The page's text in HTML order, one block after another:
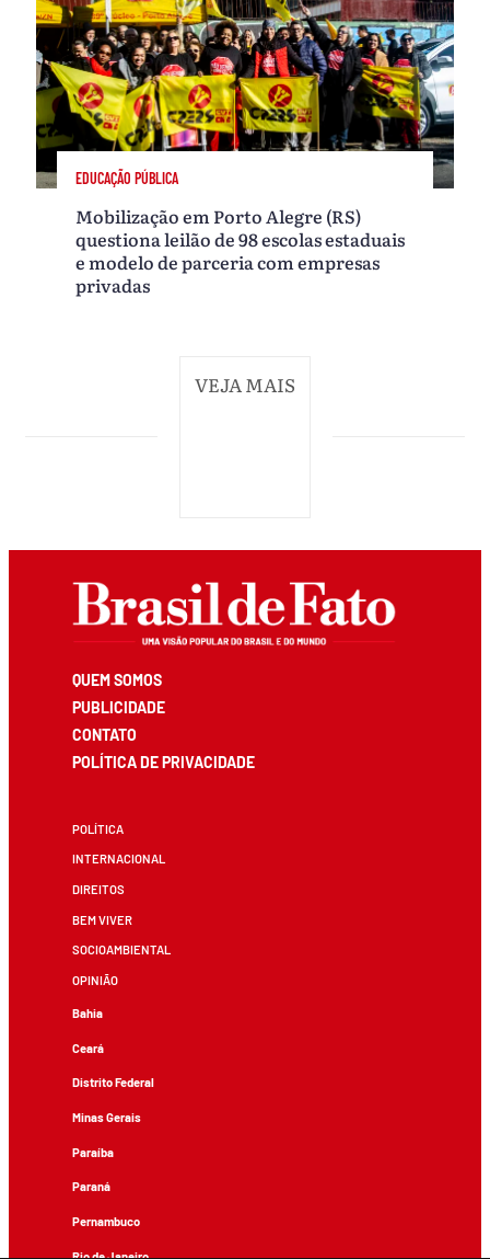
EDUCAÇÃO PÚBLICA
Mobilização em Porto Alegre (RS)
questiona leilão de 98 escolas estaduais
e modelo de parceria com empresas
privadas
VEJA MAIS
QUEM SOMOS
PUBLICIDADE
CONTATO
POLÍTICA DE PRIVACIDADE
POLÍTICA
INTERNACIONAL
DIREITOS
BEM VIVER
SOCIOAMBIENTAL
OPINIÃO
Bahia
Ceará
Distrito Federal
Minas Gerais
Paraíba
Paraná
Pernambuco